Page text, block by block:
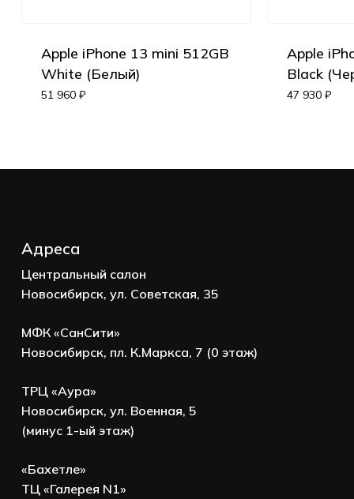
Apple iPhone 13 mini 512GB
White (Белый)
51 960 ₽
Apple
Black
47 930 ₽
Адреса
Центральный салон
Новосибирск, ул. Советская, 35
МФК «СанСити»
Новосибирск, пл. К.Маркса, 7 (0 этаж)
ТРЦ «Аура»
Новосибирск, ул. Военная, 5
(минус 1-ый этаж)
«Бахетле»
ТЦ «Галерея N1»